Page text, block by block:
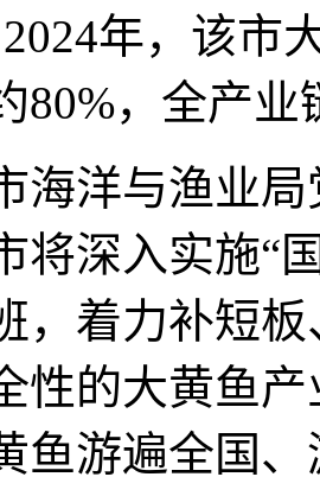
年，该市
80%，全产
洋与渔业局
将深入实施“
，着力补短
性的大黄鱼
鱼游遍全国